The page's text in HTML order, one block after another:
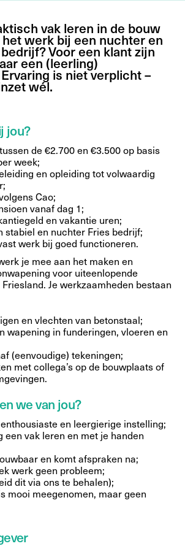
vak leren in de bouw
werk bij een nuchter en
Voor een klant zijn
een (leerling)
is niet verplicht –
wél.
jou?
de €2.700 en €3.500 op basis
week;
en opleiding tot volwaardig
Cao;
vanaf dag 1;
en vakantie uren;
stabiel en nuchter Fries bedrijf;
werk bij goed functioneren.
je mee aan het maken en
voor uiteenlopende
Je werkzaamheden bestaan
en vlechten van betonstaal;
wapening in funderingen, vloeren en
(eenvoudige) tekeningen;
met collega’s op de bouwplaats of
we van jou?
en leergierige instelling;
een vak leren en met je handen
en komt afspraken na;
werk geen probleem;
dit via ons te behalen);
mooi meegenomen, maar geen